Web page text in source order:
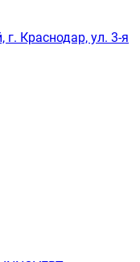
г. Краснодар, ул. 3-я